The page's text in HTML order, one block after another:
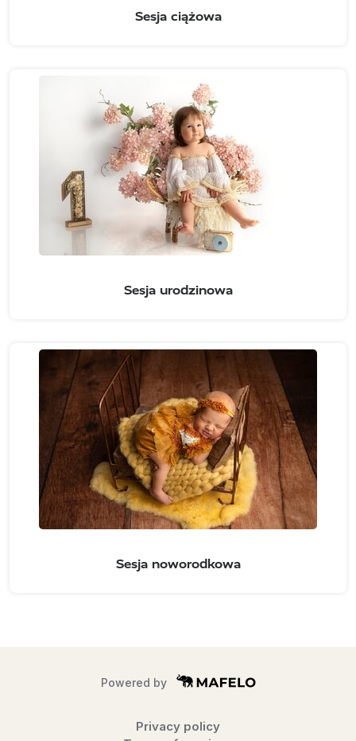
Sesja ciążowa
Sesja urodzinowa
Sesja noworodkowa
Powered by
Privacy policy